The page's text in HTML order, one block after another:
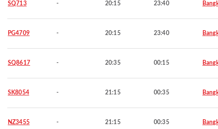
SQ713 - 20:15 23:40
PG4709 - 20:15 23:40
SQ8617 - 20:35 00:15
SK8054 - 21:15 00:35
NZ3455 - 21:15 00:35